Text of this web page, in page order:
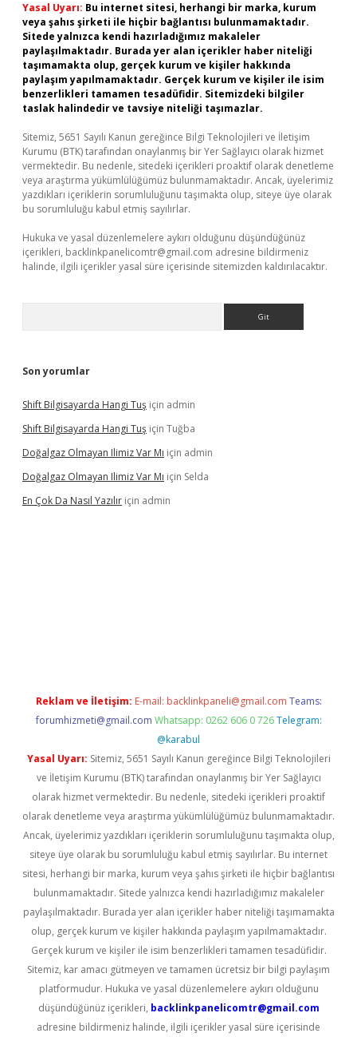
Yasal Uyarı: Bu internet sitesi, herhangi bir marka, kurum
veya şahıs şirketi ile hiçbir bağlantısı bulunmamaktadır.
Sitede yalnızca kendi hazırladığımız makaleler
paylaşılmaktadır. Burada yer alan içerikler haber niteliği
taşımamakta olup, gerçek kurum ve kişiler hakkında
paylaşım yapılmamaktadır. Gerçek kurum ve kişiler ile isim
benzerlikleri tamamen tesadüfidir. Sitemizdeki bilgiler
taslak halindedir ve tavsiye niteliği taşımazlar.
Sitemiz, 5651 Sayılı Kanun gereğince Bilgi Teknolojileri ve İletişim
Kurumu (BTK) tarafından onaylanmış bir Yer Sağlayıcı olarak hizmet
vermektedir. Bu nedenle, sitedeki içerikleri proaktif olarak denetleme
veya araştırma yükümlülüğümüz bulunmamaktadır. Ancak, üyelerimiz
yazdıkları içeriklerin sorumluluğunu taşımakta olup, siteye üye olarak
bu sorumluluğu kabul etmiş sayılırlar.
Hukuka ve yasal düzenlemelere aykırı olduğunu düşündüğünüz
içerikleri, backlinkpanelicomtr@gmail.com adresine bildirmeniz
halinde, ilgili içerikler yasal süre içerisinde sitemizden kaldırılacaktır.
Son yorumlar
Shift Bilgisayarda Hangi Tuş için admin
Shift Bilgisayarda Hangi Tuş için Tuğba
Doğalgaz Olmayan Ilimiz Var Mı için admin
Doğalgaz Olmayan Ilimiz Var Mı için Selda
En Çok Da Nasıl Yazılır için admin
Reklam ve İletişim: E-mail: backlinkpaneli@gmail.com Teams:
forumhizmeti@gmail.com Whatsapp: 0262 606 0 726 Telegram:
@karabul
Yasal Uyarı: Sitemiz, 5651 Sayılı Kanun gereğince Bilgi Teknolojileri
ve İletişim Kurumu (BTK) tarafından onaylanmış bir Yer Sağlayıcı
olarak hizmet vermektedir. Bu nedenle, sitedeki içerikleri proaktif
olarak denetleme veya araştırma yükümlülüğümüz bulunmamaktadır.
Ancak, üyelerimiz yazdıkları içeriklerin sorumluluğunu taşımakta olup,
siteye üye olarak bu sorumluluğu kabul etmiş sayılırlar. Bu internet
sitesi, herhangi bir marka, kurum veya şahıs şirketi ile hiçbir bağlantısı
bulunmamaktadır. Sitede yalnızca kendi hazırladığımız makaleler
paylaşılmaktadır. Burada yer alan içerikler haber niteliği taşımamakta
olup, gerçek kurum ve kişiler hakkında paylaşım yapılmamaktadır.
Gerçek kurum ve kişiler ile isim benzerlikleri tamamen tesadüfidir.
Sitemiz, kar amacı gütmeyen ve tamamen ücretsiz bir bilgi paylaşım
platformudur. Hukuka ve yasal düzenlemelere aykırı olduğunu
düşündüğünüz içerikleri, backlinkpanelicomtr@gmail.com
adresine bildirmeniz halinde, ilgili içerikler yasal süre içerisinde